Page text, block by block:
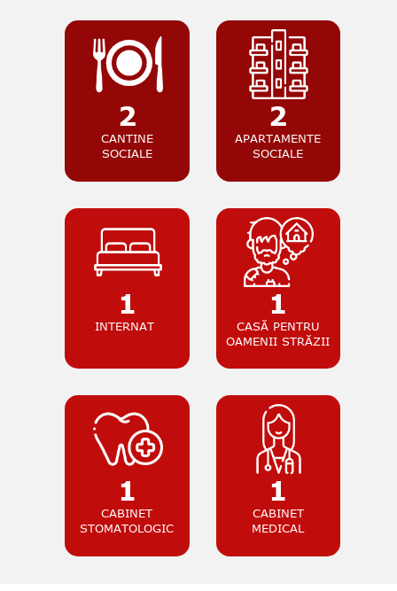
2
CANTINE
SOCIALE
2
APARTAMENTE
SOCIALE
1
INTERNAT
1
CASĂ PENTRU
OAMENII STRĂZII
1
CABINET
STOMATOLOGIC
1
CABINET
MEDICAL